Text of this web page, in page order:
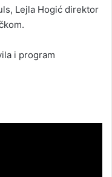
Lejla Hogić direktor
i program